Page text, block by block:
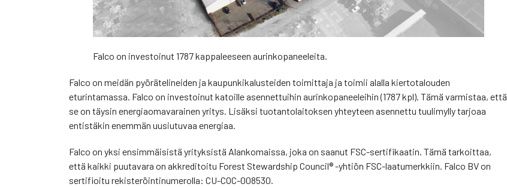
Falco on investoinut 1787 kappaleeseen aurinkopaneeleita.
Falco on meidän pyörätelineiden ja kaupunkikalusteiden toimittaja ja toimii alalla kiertotalouden
eturintamassa. Falco on investoinut katoille asennettuihin aurinkopaneeleihin (1787 kpl). Tämä varmistaa, että
se on täysin energiaomavarainen yritys. Lisäksi tuotantolaitoksen yhteyteen asennettu tuulimylly tarjoaa
entistäkin enemmän uusiutuvaa energiaa.
Falco on yksi ensimmäisistä yrityksistä Alankomaissa, joka on saanut FSC-sertifikaatin. Tämä tarkoittaa,
että kaikki puutavara on akkreditoitu Forest Stewardship Council® -yhtiön FSC-laatumerkkiin. Falco BV on
sertifioitu rekisteröintinumerolla: CU-COC-008530.